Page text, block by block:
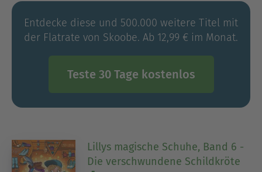
spannenden Abenteuern mitreißen und entdeckt,
wie viel Freude das Lesen bereiten kann!
Entdecke diese und 500.000 weitere Titel mit
der Flatrate von Skoobe. Ab 12,99 € im Monat.
Teste 30 Tage kostenlos
Lillys magische Schuhe, Band 6 -
Die verschwundene Schildkröte